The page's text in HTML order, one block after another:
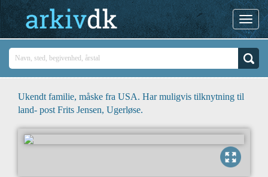
Ukendt familie, måske fra USA. Har muligvis tilknytning til
land- post Frits Jensen, Ugerløse.